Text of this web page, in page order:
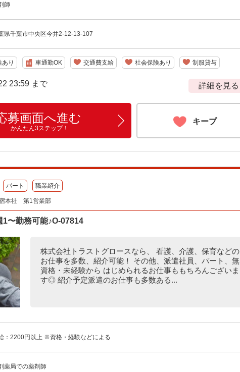
師
県千葉市中央区今井2-12-13-107
あり 車通勤OK 交通費支給 社会保険あり 制服貸与
23:59 まで 詳細を見る
募画面へ進む
かんたん3ステップ！
キープ
パート 職業紹介
本社 第1営業部
〜勤務可能♪O-07814
株式会社トラストグロースなら、 看護、介護、保育などの
お仕事を多数、紹介可能！ その他、派遣社員、パート、無
資格・未経験から はじめられるお仕事ももちろんございま
す◎ 紹介予定派遣のお仕事も多数ある...
：2200円以上 ※資格・経験などによる
薬局での薬剤師